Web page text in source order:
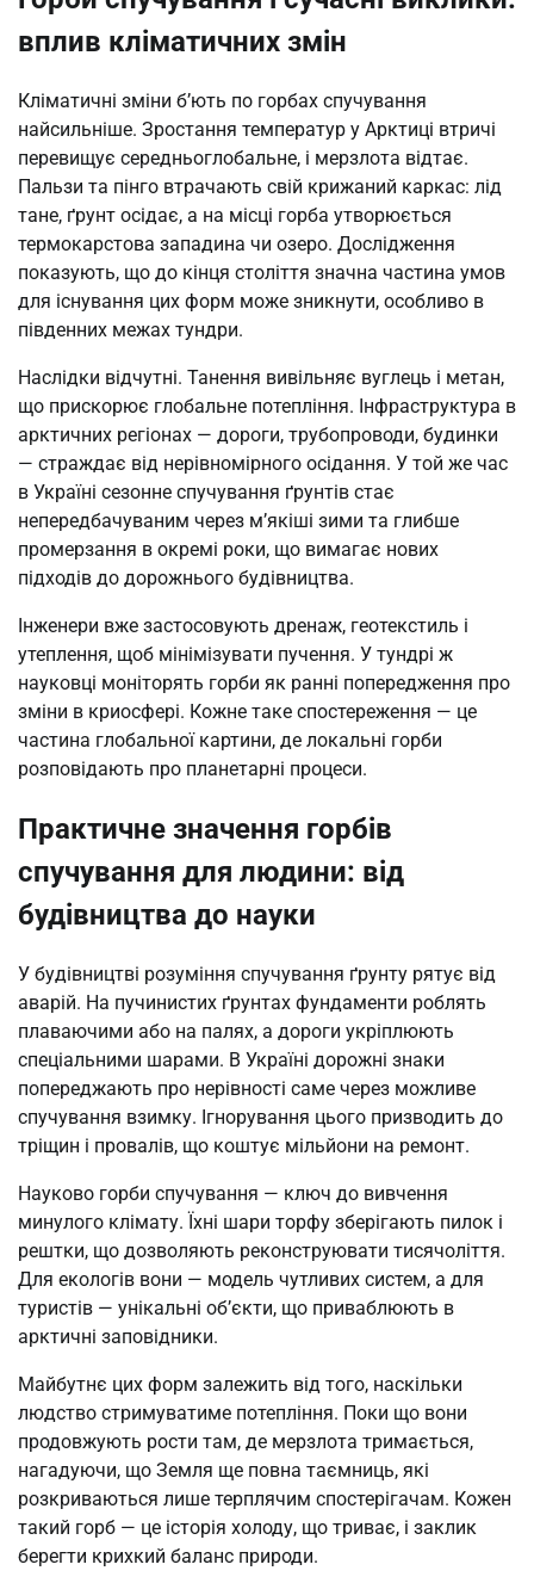
вплив кліматичних змін
Кліматичні зміни б’ють по горбах спучування
найсильніше. Зростання температур у Арктиці втричі
перевищує середньоглобальне, і мерзлота відтає.
Пальзи та пінго втрачають свій крижаний каркас: лід
тане, ґрунт осідає, а на місці горба утворюється
термокарстова западина чи озеро. Дослідження
показують, що до кінця століття значна частина умов
для існування цих форм може зникнути, особливо в
південних межах тундри.
Наслідки відчутні. Танення вивільняє вуглець і метан,
що прискорює глобальне потепління. Інфраструктура в
арктичних регіонах — дороги, трубопроводи, будинки
— страждає від нерівномірного осідання. У той же час
в Україні сезонне спучування ґрунтів стає
непередбачуваним через м’якіші зими та глибше
промерзання в окремі роки, що вимагає нових
підходів до дорожнього будівництва.
Інженери вже застосовують дренаж, геотекстиль і
утеплення, щоб мінімізувати пучення. У тундрі ж
науковці моніторять горби як ранні попередження про
зміни в криосфері. Кожне таке спостереження — це
частина глобальної картини, де локальні горби
розповідають про планетарні процеси.
Практичне значення горбів
спучування для людини: від
будівництва до науки
У будівництві розуміння спучування ґрунту рятує від
аварій. На пучинистих ґрунтах фундаменти роблять
плаваючими або на палях, а дороги укріплюють
спеціальними шарами. В Україні дорожні знаки
попереджають про нерівності саме через можливе
спучування взимку. Ігнорування цього призводить до
тріщин і провалів, що коштує мільйони на ремонт.
Науково горби спучування — ключ до вивчення
минулого клімату. Їхні шари торфу зберігають пилок і
рештки, що дозволяють реконструювати тисячоліття.
Для екологів вони — модель чутливих систем, а для
туристів — унікальні об’єкти, що приваблюють в
арктичні заповідники.
Майбутнє цих форм залежить від того, наскільки
людство стримуватиме потепління. Поки що вони
продовжують рости там, де мерзлота тримається,
нагадуючи, що Земля ще повна таємниць, які
розкриваються лише терплячим спостерігачам. Кожен
такий горб — це історія холоду, що триває, і заклик
берегти крихкий баланс природи.